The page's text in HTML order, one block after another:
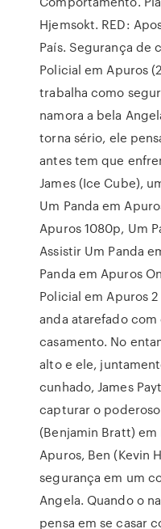
Hjemsokt. RED:
País. Segurança de
Policial em Apuros
trabalha como
namora a bela
torna sério, ele
antes tem que
James (Ice Cube),
Um Panda em
Apuros 1080p, Um
Assistir Um Panda
Panda em Apuros
Policial em Apuros
anda atarefado
casamento. No
alto e ele,
cunhado, James
capturar o
(Benjamin Bratt)
Apuros, Ben (Kevin
segurança em um
Angela. Quando o
pensa em se casar